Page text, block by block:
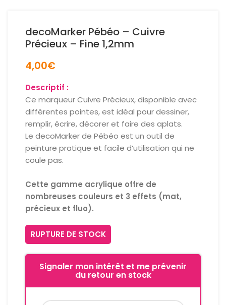
decoMarker Pébéo – Cuivre
Précieux – Fine 1,2mm
4,00€
Descriptif :
Ce marqueur Cuivre Précieux, disponible avec
différentes pointes, est idéal pour dessiner,
remplir, écrire, décorer et faire des aplats.
Le decoMarker de Pébéo est un outil de
peinture pratique et facile d’utilisation qui ne
coule pas.
Cette gamme acrylique offre de
nombreuses couleurs et 3 effets (mat,
précieux et fluo).
RUPTURE DE STOCK
Signaler mon intérêt et me prévenir
du retour en stock